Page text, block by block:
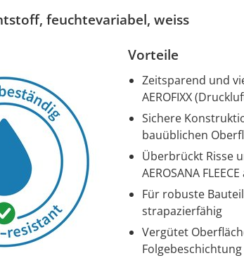
feuchtevariabel, weiss
Vorteile
Zeitsparend und
AEROFIXX
Sichere
bauüblichen
Überbrückt Risse
AEROSANA
Für robuste
strapazierfähig
Vergütet
Folgebeschichtung